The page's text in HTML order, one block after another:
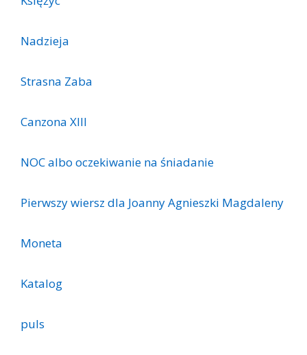
Nadzieja
Strasna Zaba
Canzona XIII
NOC albo oczekiwanie na śniadanie
Pierwszy wiersz dla Joanny Agnieszki Magdaleny
Moneta
Katalog
puls